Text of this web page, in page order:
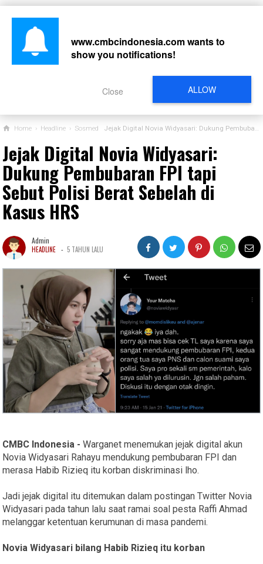
Home › Headline › Sosmed Jejak Digital Novia Widyasari: Dukung Pembubaran FPI tapi Sebut Polisi Berat Sebelah di Kasus HRS
Jejak Digital Novia Widyasari:
Dukung Pembubaran FPI tapi
Sebut Polisi Berat Sebelah di
Kasus HRS
Admin
HEADLINE - 5 TAHUN LALU
CMBC Indonesia - Warganet menemukan jejak digital akun
Novia Widyasari Rahayu mendukung pembubaran FPI dan
merasa Habib Rizieq itu korban diskriminasi lho.
Jadi jejak digital itu ditemukan dalam postingan Twitter Novia
Widyasari pada tahun lalu saat ramai soal pesta Raffi Ahmad
melanggar ketentuan kerumunan di masa pandemi.
Novia Widyasari bilang Habib Rizieq itu korban
www.cmbcindonesia.comwants to
show you notifications!
ALLOW
Close